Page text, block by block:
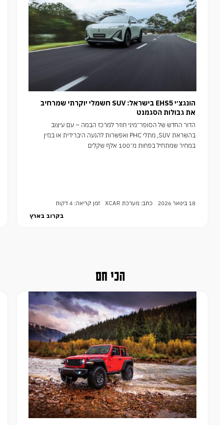
הונגצ׳י EHS5 בישראל: SUV חשמלי יוקרתי שמרחיב
את גבולות הסגמנט
הדור החדש של הסופר־מיני חוזר למרכז הבמה – עם עיצוב
בהשראת SUV, מתלי PHC ואפשרות להנעה היברידית או בנזין
במחיר שמתחיל בפחות מ־100 אלף שקלים
18 בינואר 2026 כתב: מערכת XCAR
זמן קריאה: 4 דקות
בקרוב בארץ
הכי חם